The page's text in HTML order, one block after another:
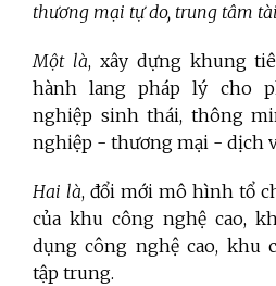
thương mại tự do, trung tâm
Một là, xây dựng khung
hành lang pháp lý cho
nghiệp sinh thái, thông
nghiệp - thương mại - dịch
Hai là, đổi mới mô hình tổ
của khu công nghệ cao,
dụng công nghệ cao, khu
tập trung.